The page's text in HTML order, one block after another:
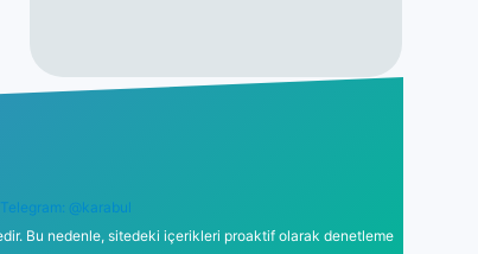
Telegram: @karabul
Bu nedenle, sitedeki içerikleri proaktif olarak denetleme